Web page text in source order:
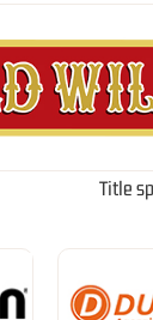
Title